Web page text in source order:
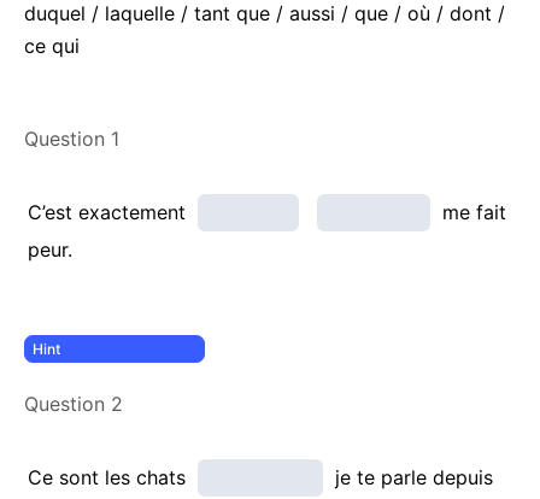
duquel / laquelle / tant que / aussi / que / où / dont /
ce qui
Question 1
C’est exactement
me fait
peur.
Question 2
Ce sont les chats
je te parle depuis